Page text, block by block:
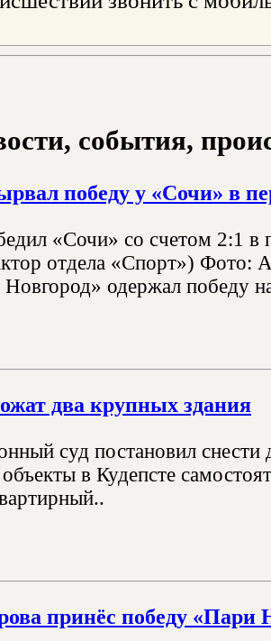
события,
победу у «Сочи» в
«Сочи» со счетом 2:1 в
отдела «Спорт»)
одержал победу
два крупных здания
суд постановил
в Кудепсте
принёс победу